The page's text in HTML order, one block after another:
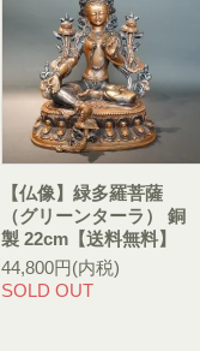
【仏像】緑多羅菩薩
（グリーンターラ） 銅
製 22cm【送料無料】
44,800円(内税)
SOLD OUT